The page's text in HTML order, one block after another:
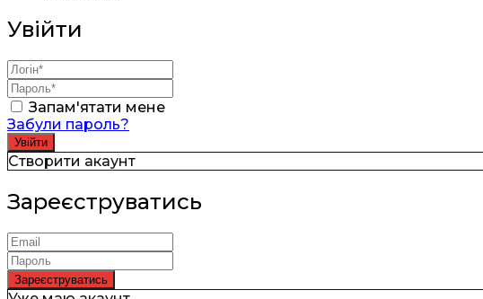
Увійти
Запам'ятати мене
Забули пароль?
Створити акаунт
Зареєструватись